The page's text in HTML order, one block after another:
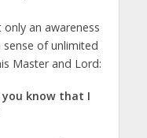
an awareness
of unlimited
Master and Lord:
you know that I